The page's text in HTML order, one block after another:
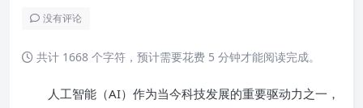
没有评论
共计 1668 个字符，预计需要花费 5 分钟才能阅读完成。
人工智能（AI）作为当今科技发展的重要驱动力之一，